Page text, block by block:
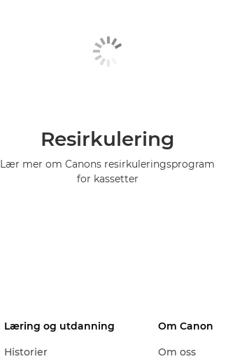
Resirkulering
Lær mer om Canons resirkuleringsprogram
for kassetter
Læring og utdanning
Historier
Om Canon
Om oss